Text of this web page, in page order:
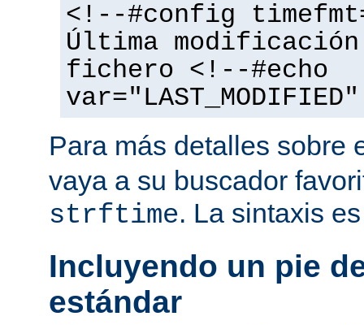
<!--#config
Última
fichero <!--#echo
Para más detalles sobre
vaya a su buscador
strftime. La sintaxis
Incluyendo un pie
estándar